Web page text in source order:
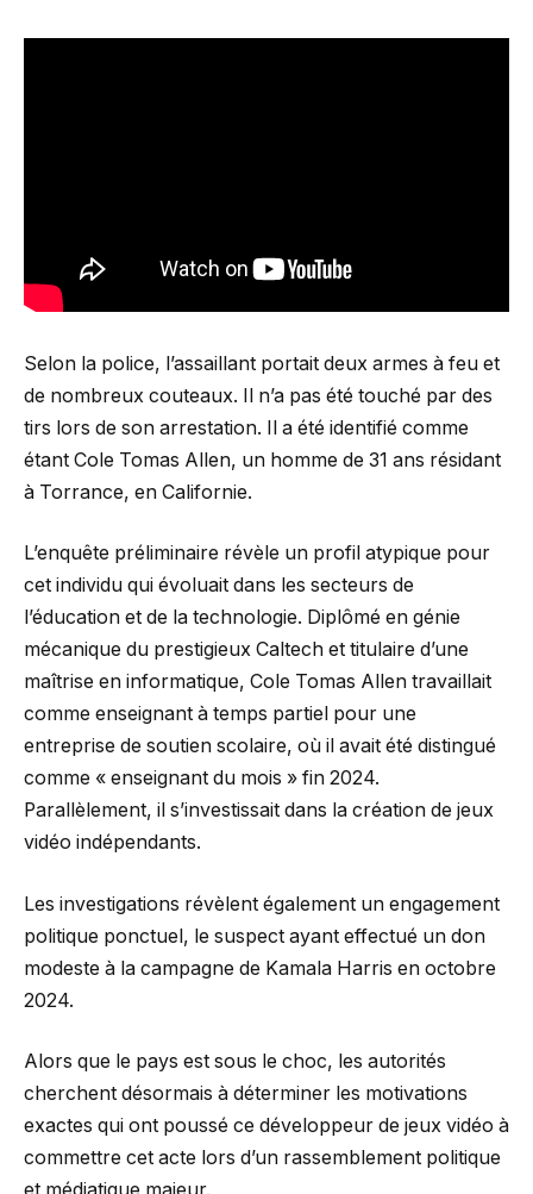
Selon la police, l’assaillant portait deux armes à feu et
de nombreux couteaux. Il n’a pas été touché par des
tirs lors de son arrestation. Il a été identifié comme
étant Cole Tomas Allen, un homme de 31 ans résidant
à Torrance, en Californie.
L’enquête préliminaire révèle un profil atypique pour
cet individu qui évoluait dans les secteurs de
l’éducation et de la technologie. Diplômé en génie
mécanique du prestigieux Caltech et titulaire d’une
maîtrise en informatique, Cole Tomas Allen travaillait
comme enseignant à temps partiel pour une
entreprise de soutien scolaire, où il avait été distingué
comme « enseignant du mois » fin 2024.
Parallèlement, il s’investissait dans la création de jeux
vidéo indépendants.
Les investigations révèlent également un engagement
politique ponctuel, le suspect ayant effectué un don
modeste à la campagne de Kamala Harris en octobre
2024.
Alors que le pays est sous le choc, les autorités
cherchent désormais à déterminer les motivations
exactes qui ont poussé ce développeur de jeux vidéo à
commettre cet acte lors d’un rassemblement politique